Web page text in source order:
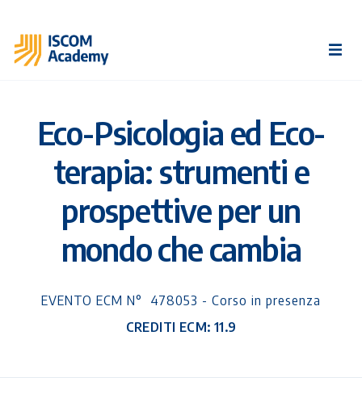
Eco-Psicologia ed Eco-
terapia: strumenti e
prospettive per un
mondo che cambia
EVENTO ECM N° 478053 - Corso in presenza
CREDITI ECM: 11.9